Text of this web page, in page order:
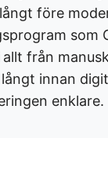
före
som
allt från
innan
enklare.